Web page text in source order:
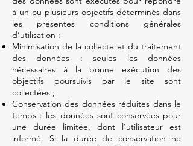
à un ou plusieurs objectifs déterminés dans
les présentes conditions générales
d’utilisation ;
Minimisation de la collecte et du traitement
des données : seules les données
nécessaires à la bonne exécution des
objectifs poursuivis par le site sont
collectées ;
Conservation des données réduites dans le
temps : les données sont conservées pour
une durée limitée, dont l’utilisateur est
informé. Si la durée de conservation ne